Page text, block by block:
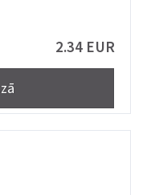
2.34 EUR